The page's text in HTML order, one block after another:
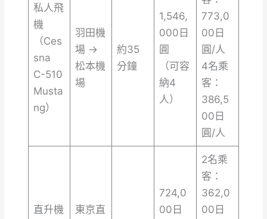
私人飛
機
（Ces
sna
C-510
Musta
ng）
羽田機
場 →
松本機
場
約35
分鐘
1,546,
000日
圓
（可容
納4
人）
773,0
00日
圓/人
4名乘
客：
386,5
00日
圓/人
直升機
東京直
724,0
00日
2名乘
客：
362,0
00日